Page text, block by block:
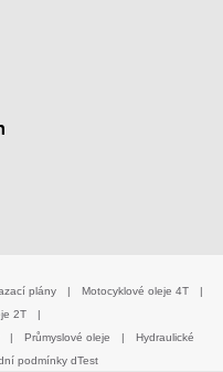
plány | Motocyklové oleje 4T
|
2T
|
| Průmyslové oleje |
Hydraulické
podmínky dTest